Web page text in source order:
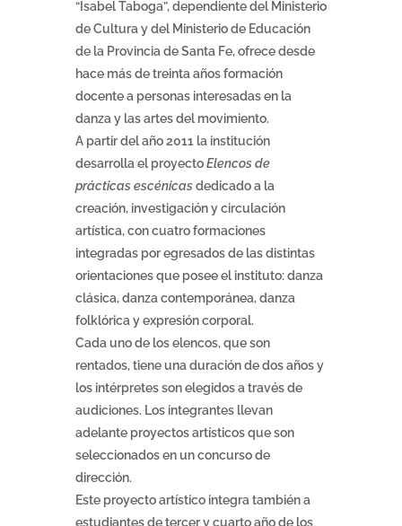
“Isabel Taboga”, dependiente del Ministerio
de Cultura y del Ministerio de Educación
de la Provincia de Santa Fe, ofrece desde
hace más de treinta años formación
docente a personas interesadas en la
danza y las artes del movimiento.
A partir del año 2011 la institución
desarrolla el proyectoElencos de
prácticas escénicas dedicado a la
creación, investigación y circulación
artística, con cuatro formaciones
integradas por egresados de las distintas
orientaciones que posee el instituto: danza
clásica, danza contemporánea, danza
folklórica y expresión corporal.
Cada uno de los elencos, que son
rentados, tiene una duración de dos años y
los intérpretes son elegidos a través de
audiciones. Los integrantes llevan
adelante proyectos artísticos que son
seleccionados en un concurso de
dirección.
Este proyecto artístico integra también a
estudiantes de tercer y cuarto año de los